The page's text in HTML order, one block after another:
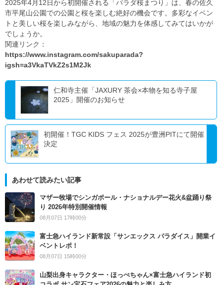
2025年4月12日から初開催される「パラダ桜まつり」は、春の佐久
市平尾山公園での公園と桜を楽しむ絶好の機会です。多彩なイベン
トと美しい桜を楽しみながら、地域の魅力を体感してみてはいかが
でしょうか。
関連リンク：
https://www.instagram.com/sakuparada?
igsh=a3VkaTVkZ2s1M2Jk
仁和寺主催「JAXURY 茶会×本物を知る寺子屋
2025」開催のお知らせ
初開催！TGC KIDS フェス 2025が豊洲PITにて開催
決定
あわせて読みたい記事
マザー牧場でシンガポール・ナショナルデー花火&盆踊り祭
り 2026年特別開催情報
08月07日 17時00分
富士急ハイランド新常設「サンエックス パラダイス」開業イ
ベントレポ！
08月07日 15時00分
山梨出身キャラクター・ほっぺちゃん×富士急ハイランド初